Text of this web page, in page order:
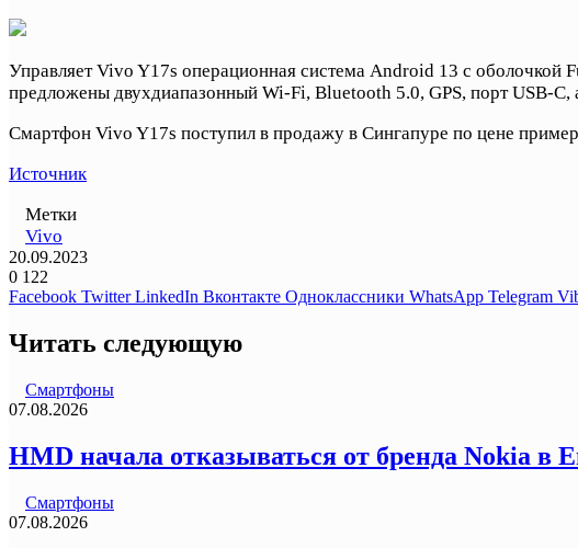
Управляет Vivo Y17s операционная система Android 13 с
предложены двухдиапазонный Wi-Fi, Bluetooth 5.0, GPS, порт USB-
Смартфон Vivo Y17s поступил в продажу в Сингапуре по цене
Источник
Метки
Vivo
20.09.2023
0 122
Facebook Twitter LinkedIn Вконтакте Одноклассники WhatsApp Telegram
Читать следующую
Смартфоны
07.08.2026
HMD начала отказываться от бренда Nokia
Смартфоны
07.08.2026